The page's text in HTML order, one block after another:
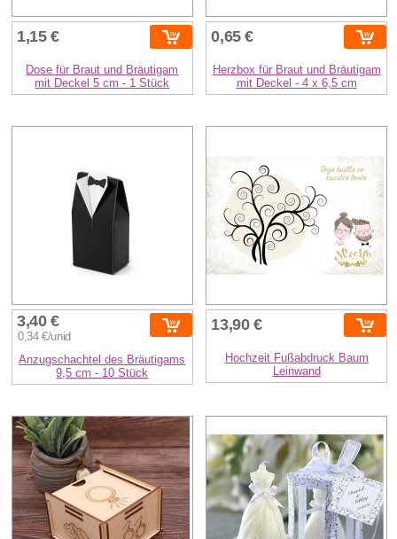
1,15 €
Dose für Braut und Bräutigam
mit Deckel 5 cm - 1 Stück
0,65 €
Herzbox für Braut und Bräutigam
mit Deckel - 4 x 6,5 cm
3,40 €
0,34 €/unid
Anzugschachtel des Bräutigams
9,5 cm - 10 Stück
13,90 €
Hochzeit Fußabdruck Baum
Leinwand